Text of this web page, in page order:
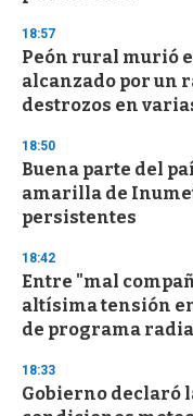
d
18:57
Peón rural murió
alcanzado por un
destrozos en
18:50
Buena parte del
amarilla de
persistentes
18:42
Entre "mal
altísima tensión
de programa
18:33
Gobierno declaró